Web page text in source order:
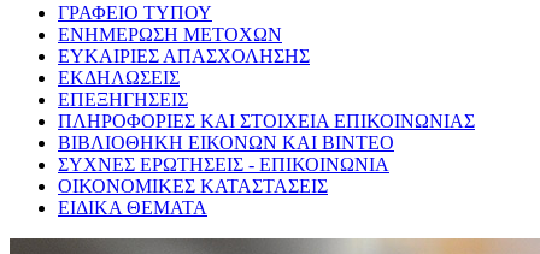
ΓΡΑΦΕΙΟ ΤΥΠΟΥ
ΕΝΗΜΕΡΩΣΗ ΜΕΤΟΧΩΝ
ΕΥΚΑΙΡΙΕΣ ΑΠΑΣΧΟΛΗΣΗΣ
ΕΚΔΗΛΩΣΕΙΣ
ΕΠΕΞΗΓΗΣΕΙΣ
ΠΛΗΡΟΦΟΡΙΕΣ ΚΑΙ ΣΤΟΙΧΕΙΑ ΕΠΙΚΟΙΝΩΝΙΑΣ
ΒΙΒΛΙΟΘΗΚΗ ΕΙΚΟΝΩΝ ΚΑΙ ΒΙΝΤΕΟ
ΣΥΧΝΕΣ ΕΡΩΤΗΣΕΙΣ - ΕΠΙΚΟΙΝΩΝΙΑ
ΟΙΚΟΝΟΜΙΚΕΣ ΚΑΤΑΣΤΑΣΕΙΣ
ΕΙΔΙΚΑ ΘΕΜΑΤΑ